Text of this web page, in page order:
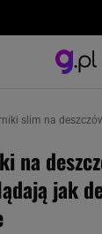
slim na
na
jak